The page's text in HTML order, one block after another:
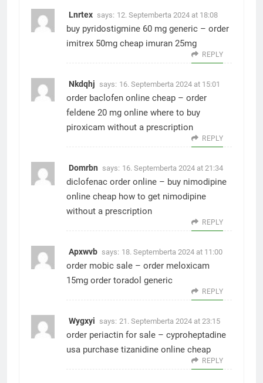
Lnrtex says: 12. Septemberta 2024 at 18:08
buy pyridostigmine 60 mg generic – order
imitrex 50mg cheap imuran 25mg
REPLY
Nkdqhj says: 16. Septemberta 2024 at 15:01
order baclofen online cheap – order
feldene 20 mg online where to buy
piroxicam without a prescription
REPLY
Domrbn says: 16. Septemberta 2024 at 21:34
diclofenac order online – buy nimodipine
online cheap how to get nimodipine
without a prescription
REPLY
Apxwvb says: 18. Septemberta 2024 at 11:00
order mobic sale – order meloxicam
15mg order toradol generic
REPLY
Wygxyi says: 21. Septemberta 2024 at 23:15
order periactin for sale – cyproheptadine
usa purchase tizanidine online cheap
REPLY